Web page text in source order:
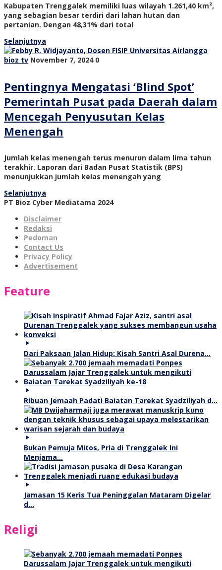
Kabupaten Trenggalek memiliki luas wilayah 1.261,40 km²,
yang sebagian besar terdiri dari lahan hutan dan
pertanian. Dengan 48,31% dari total
Selanjutnya
bioz tv November 7, 2024 0
Pentingnya Mengatasi ‘Blind Spot’
Pemerintah Pusat pada Daerah dalam
Mencegah Penyusutan Kelas
Menengah
Jumlah kelas menengah terus menurun dalam lima tahun
terakhir. Laporan dari Badan Pusat Statistik (BPS)
menunjukkan jumlah kelas menengah yang
Selanjutnya
PT Bioz Cyber Mediatama 2024
Disclaimer
Redaksi
Pedoman
Contact Us
Privacy Policy
Advertisement
Feature
Dari Paksaan Jalan Hidup: Kisah Santri Asal Durena…
Ribuan Jemaah Padati Baiatan Tarekat Syadziliyah d…
Bukan Pemuja Mitos, Pria di Trenggalek Ini
Menjama…
Jamasan 15 Keris Tua Peninggalan Mataram Digelar
d…
Religi